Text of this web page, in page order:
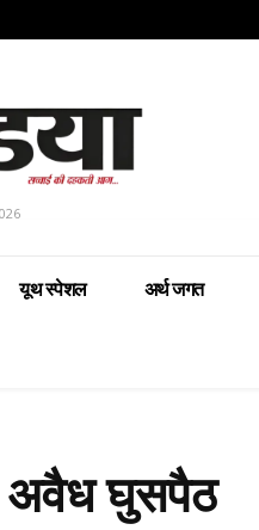
यूथ स्पेशल अर्थ जगत
अवैध घुसपैठ